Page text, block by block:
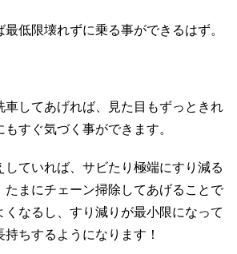
低限壊れずに乗る事ができるはず。
車してあげれば、見た目もずっときれ
すぐ気づく事ができます。
していれば、サビたり極端にすり減る
たまにチェーン掃除してあげることで
くなるし、すり減りが最小限になって
ちするようになります！